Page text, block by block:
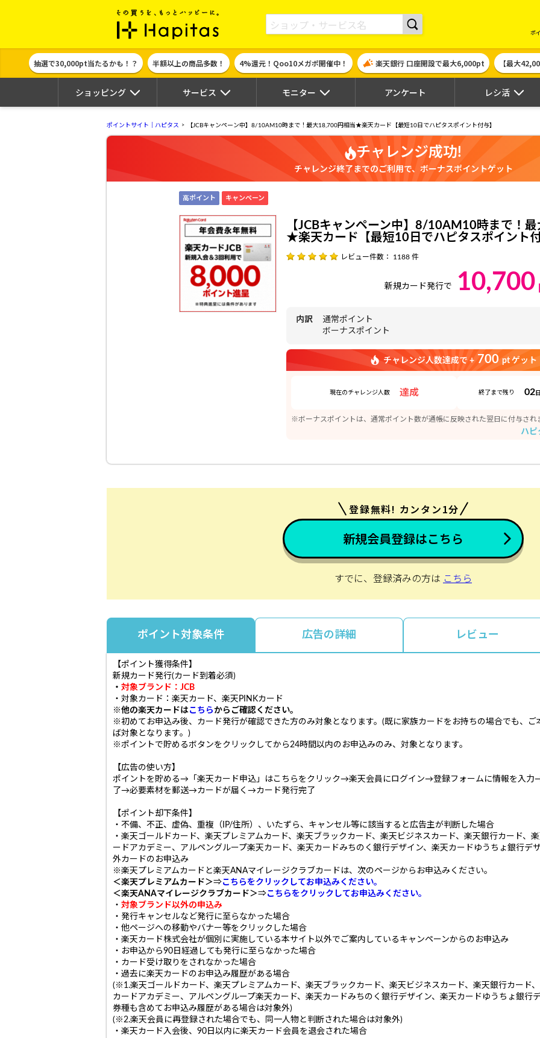
ポイント貯めて現金やギフト券に交換できるポイントサイト | ハピタス
ポ
抽選で30,000pt当たるかも！？ 半額以上の商品多数！ 4%還元！Qoo10メガポ開催中！ 楽天銀行 口座開設で最大6,000pt 【最大
ショッピング サービス モニター アンケート レシ活
ポイントサイト｜ハピタス 【JCBキャンペーン中】8/10AM10時まで！最大18,700円相当★楽天カード【最短10日でハピタスポイント付与】
チャレンジ成功!
チャレンジ終了までのご利用で、ボーナスポイントゲット
高ポイント キャンペーン
【JCBキャンペーン中】8/10AM10時まで！
★楽天カード【最短10日でハピタスポイント
レビュー件数： 1188 件
新規カード発行で 10,700
内訳
通常ポイント
ボーナスポイント
チャレンジ人数達成で +700 pt ゲット
現在のチャレンジ人数 達成 終了まで残り 02
※ボーナスポイントは、通常ポイント数が通帳に反映された翌日に付与され
ハ
登録無料! カンタン1分
新規会員登録はこちら
すでに、登録済みの方は こちら
ポイント対象条件 広告の詳細 レビュー
【ポイント獲得条件】
新規カード発行(カード到着必須)
・ 対象ブランド：JCB
・対象カード：楽天カード、楽天PINKカード
※他の楽天カードはこちらからご確認ください。
※初めてお申込み後、カード発行が確認できた方のみ対象となります。(既に家族カードをお持ちの場合でも、
ば対象となります。)
※ポイントで貯めるボタンをクリックしてから24時間以内のお申込みのみ、対象となります。
【広告の使い方】
ポイントを貯める→「楽天カード申込」はこちらをクリック→楽天会員にログイン→登録フォームに情報を入
了→必要素材を郵送→カードが届く→カード発行完了
【ポイント却下条件】
・不備、不正、虚偽、重複（IP/住所）、いたずら、キャンセル等に該当すると広告主が判断した場合
・楽天ゴールドカード、楽天プレミアムカード、楽天ブラックカード、楽天ビジネスカード、楽天銀行カード、
ードアカデミー、アルペングループ楽天カード、楽天カードみちのく銀行デザイン、楽天カードゆうちょ銀行デ
外カードのお申込み
※楽天プレミアムカードと楽天ANAマイレージクラブカードは、次のページからお申込みください。
＜楽天プレミアムカード＞⇒こちらをクリックしてお申込みください。
＜楽天ANAマイレージクラブカード＞⇒こちらをクリックしてお申込みください。
・ 対象ブランド以外の申込み
・発行キャンセルなど発行に至らなかった場合
・他ページへの移動やバナー等をクリックした場合
・楽天カード株式会社が個別に実施している本サイト以外でご案内しているキャンペーンからのお申込み
・お申込から90日経過しても発行に至らなかった場合
・カード受け取りをされなかった場合
・過去に楽天カードのお申込み履歴がある場合
(※1.楽天ゴールドカード、楽天プレミアムカード、楽天ブラックカード、楽天ビジネスカード、楽天銀行カード
カードアカデミー、アルペングループ楽天カード、楽天カードみちのく銀行デザイン、楽天カードゆうちょ銀行
券種も含めてお申込み履歴がある場合は対象外)
(※2.楽天会員に再登録された場合でも、同一人物と判断された場合は対象外)
・楽天カード入会後、90日以内に楽天カード会員を退会された場合